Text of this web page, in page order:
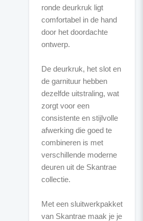
ronde deurkruk ligt
comfortabel in de hand
door het doordachte
ontwerp.
De deurkruk, het slot en
de garnituur hebben
dezelfde uitstraling, wat
zorgt voor een
consistente en stijlvolle
afwerking die goed te
combineren is met
verschillende moderne
deuren uit de Skantrae
collectie.
Met een sluitwerkpakket
van Skantrae maak je je